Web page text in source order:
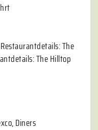
The
The Hilltop
Diners